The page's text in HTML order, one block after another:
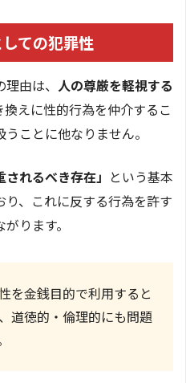
ての犯罪性
由は、 人の尊厳を軽視する
えに性的行為を仲介するこ
ことに他なりません。
されるべき存在」 という基本
、これに反する行為を許す
ります。
を金銭目的で利用すると
道徳的・倫理的にも問題